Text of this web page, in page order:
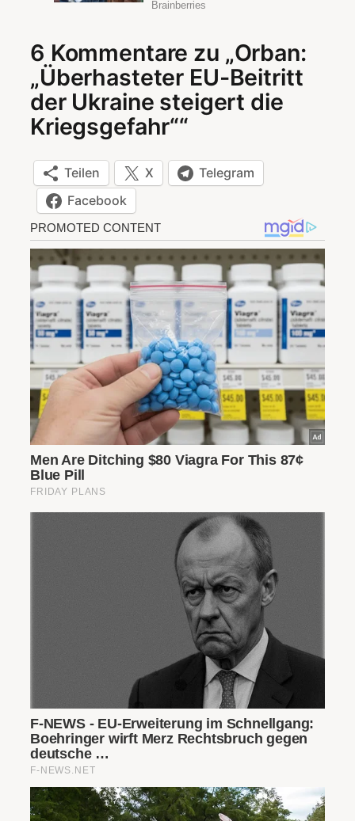
6 Kommentare zu „Orban:
„Überhasteter EU-Beitritt
der Ukraine steigert die
Kriegsgefahr““
Teilen X
Telegram
Facebook